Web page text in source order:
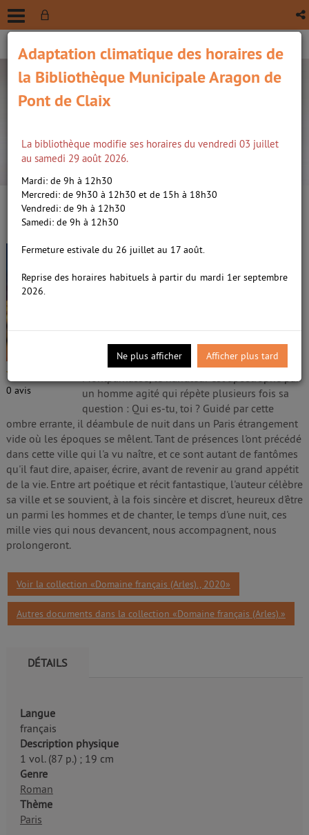
recherche avancée
/5
0 avis
Paris, mille vies, récit /
Laurent (1972-....). Auteur
Edité parActes Sud;Normandie roto impr.-
Un soir de juillet, sur l'esplanade de la gare
Montparnasse, le narrateur est apostrophé par
un homme agité qui répète plusieurs fois sa
question : Qui es-tu, toi ? Guidé par cette
ombre errante, il déambule de nuit dans un Paris étrangement
vide où les époques se mêlent. Tant de présences l'ont précédé
dans cette ville qui l'a vu naître, et ce sont autant de fantômes
qu'il faut dire, apaiser, écrire, avant de revenir au grand appétit
de la vie. Entre art poétique et récit fantastique, l'auteur célèbre
sa ville et se souvient, à la fois sincère et discret, heureux d'être
un parmi les hommes et de chanter, le temps d'une nuit, ces
mille vies qui nous devancent, nous accompagnent, nous
prolongeront.
Voir la collection «Domaine français (Arles)., 2020»
Autres documents dans la collection «Domaine français (Arles).»
DÉTAILS
Langue
français
Description physique
1 vol. (87 p.) ; 19 cm
Genre
Roman
Thème
Paris
Adaptation climatique des horaires de
la Bibliothèque Municipale Aragon de
Pont de Claix
La bibliothèque modifie ses horaires du vendredi 03 juillet
au samedi 29 août 2026.
Mardi: de 9h à 12h30
Mercredi: de 9h30 à 12h30 et de 15h à 18h30
Vendredi: de 9h à 12h30
Samedi: de 9h à 12h30
Fermeture estivale du 26 juillet au 17 août.
Reprise des horaires habituels à partir du mardi 1er septembre
2026.
Ne plus afficher Afficher plus tard